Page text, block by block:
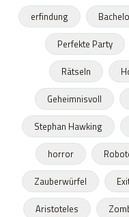
erfindung
Perfekte Party
Rätseln
Geheimnisvoll
Stephan Hawking
horror
Zauberwürfel
Aristoteles